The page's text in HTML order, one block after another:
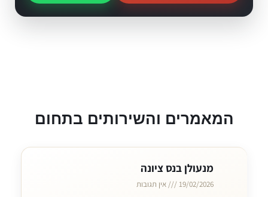
המאמרים והשירותים בתחום
מנעולן בנס ציונה
19/02/2026 אין תגובות